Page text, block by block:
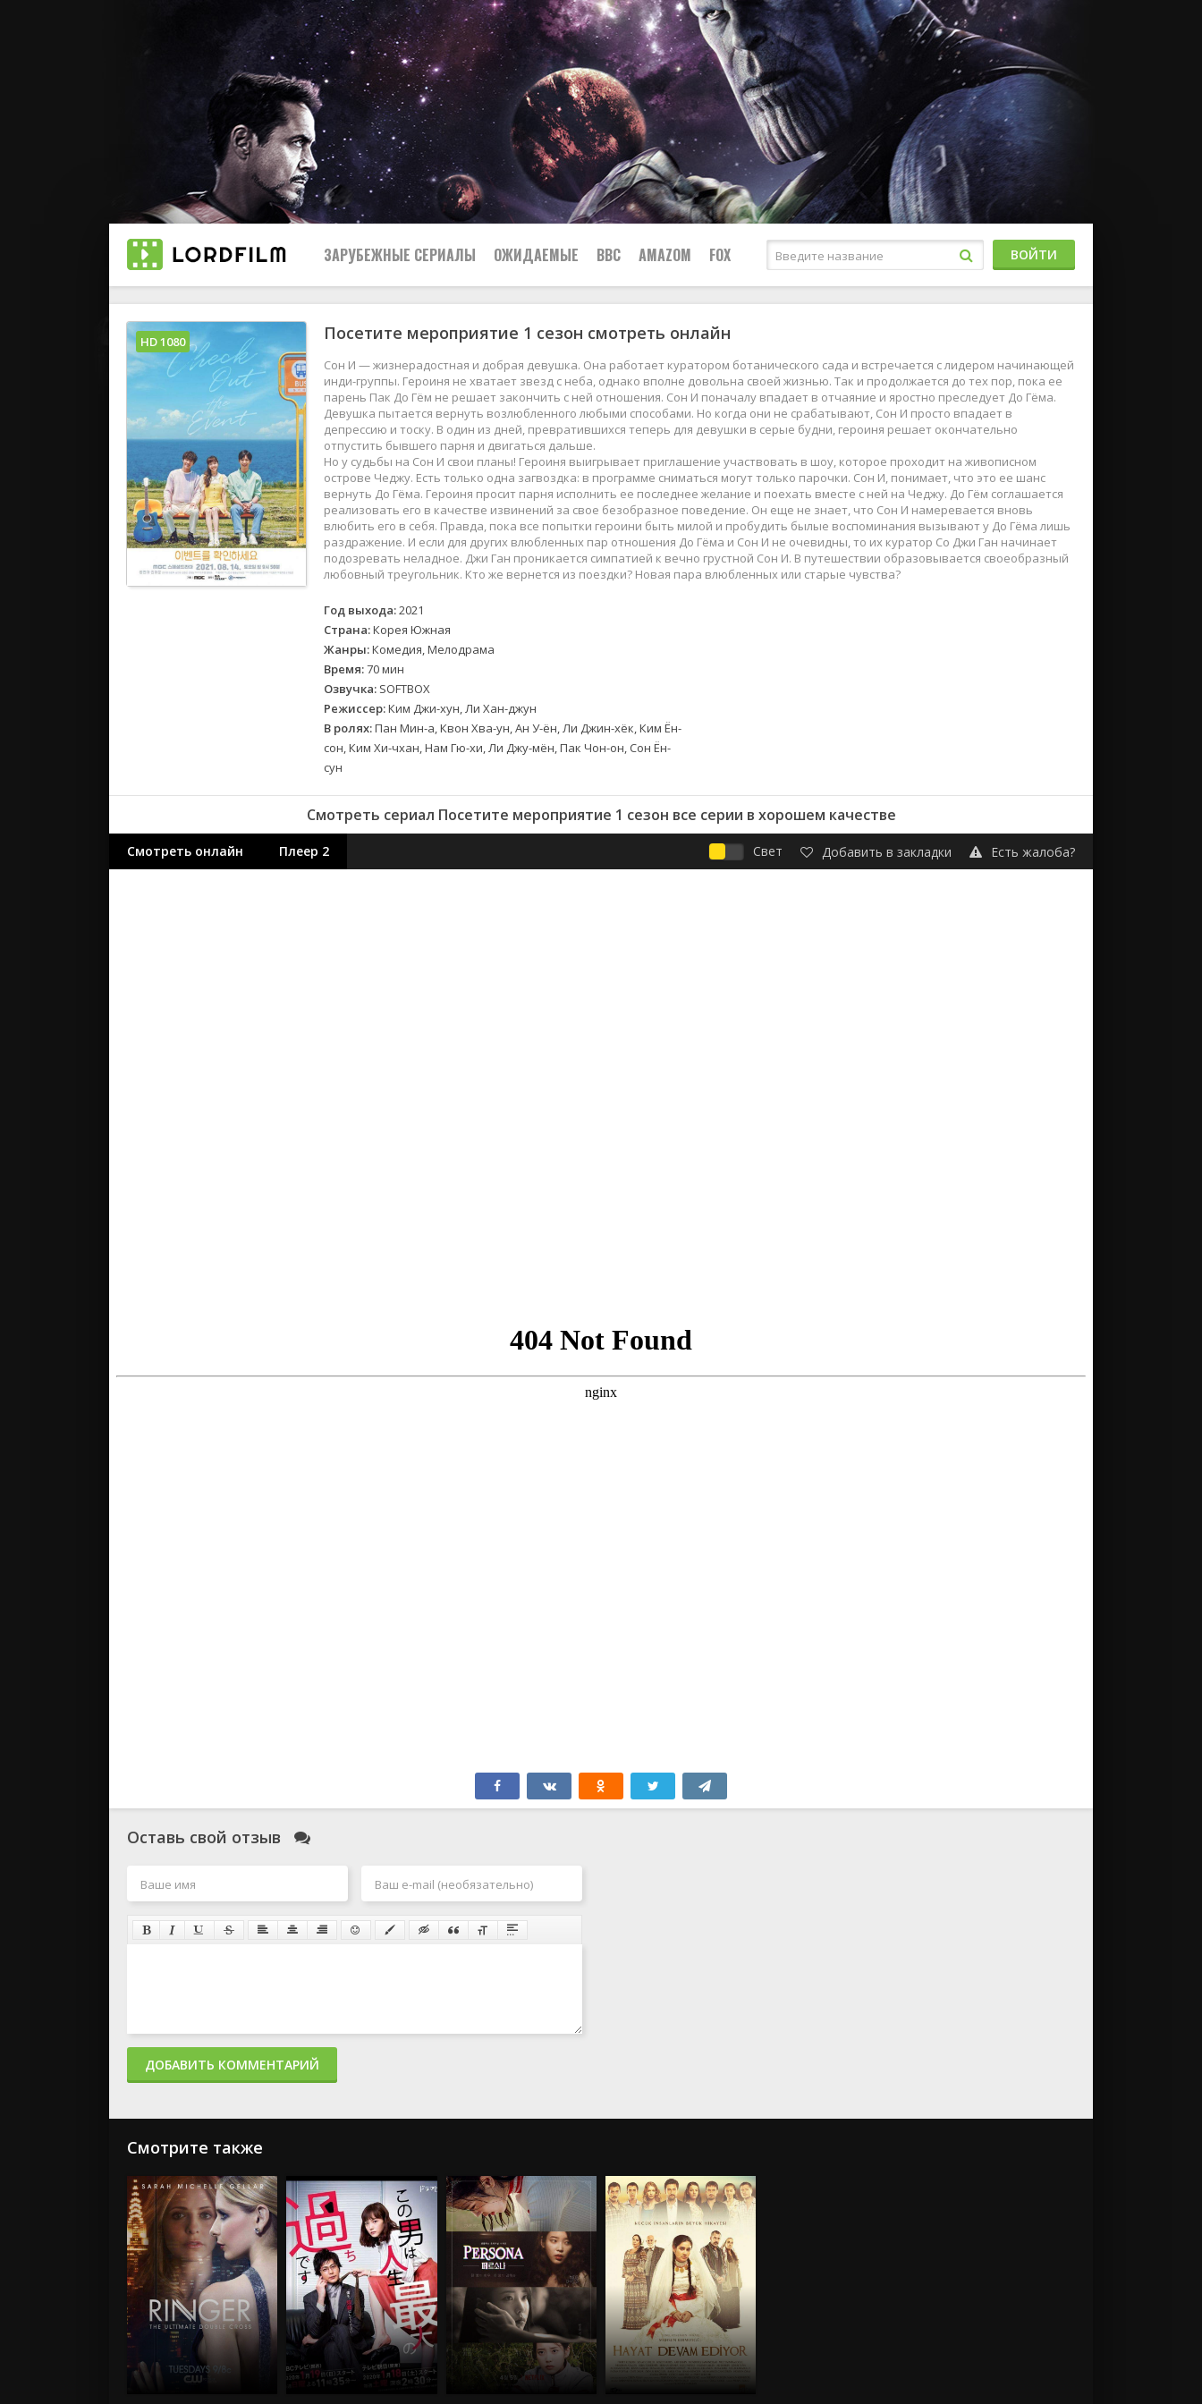
ЗАРУБЕЖНЫЕ СЕРИАЛЫ
Все
2019
2018
2017
Великобритания
Испания
Германия
Корея Южная
Канада
Франция
Боевики
Приключения
Детективы
Драмы
Исторические
Криминальные
Мелодрамы
Триллеры
Фантастика
Ужасы
Документальные
Военные
Семейные
Спортивные
Фэнтези
Netflix
HBO
Marvel
ОЖИДАЕМЫЕ BBC AMAZOM FOX ВОЙТИ
Посетите мероприятие 1 сезон смотреть онлайн
Сон И — жизнерадостная и добрая девушка. Она работает куратором ботанического сада и встречается с лидером начинающей
инди-группы. Героиня не хватает звезд с неба, однако вполне довольна своей жизнью. Так и продолжается до тех пор, пока ее
парень Пак До Гём не решает закончить с ней отношения. Сон И поначалу впадает в отчаяние и яростно преследует До Гёма.
Девушка пытается вернуть возлюбленного любыми способами. Но когда они не срабатывают, Сон И просто впадает в
депрессию и тоску. В один из дней, превратившихся теперь для девушки в серые будни, героиня решает окончательно
отпустить бывшего парня и двигаться дальше.
Но у судьбы на Сон И свои планы! Героиня выигрывает приглашение участвовать в шоу, которое проходит на живописном
острове Чеджу. Есть только одна загвоздка: в программе сниматься могут только парочки. Сон И, понимает, что это ее шанс
вернуть До Гёма. Героиня просит парня исполнить ее последнее желание и поехать вместе с ней на Чеджу. До Гём соглашается
реализовать его в качестве извинений за свое безобразное поведение. Он еще не знает, что Сон И намеревается вновь
влюбить его в себя. Правда, пока все попытки героини быть милой и пробудить былые воспоминания вызывают у До Гёма лишь
раздражение. И если для других влюбленных пар отношения До Гёма и Сон И не очевидны, то их куратор Со Джи Ган начинает
подозревать неладное. Джи Ган проникается симпатией к вечно грустной Сон И. В путешествии образовывается своеобразный
любовный треугольник. Кто же вернется из поездки? Новая пара влюбленных или старые чувства?
Год выхода:2021
Страна:Корея Южная
Жанры:Комедия, Мелодрама
Время:70 мин
Озвучка: SOFTBOX
Режиссер:Ким Джи-хун, Ли Хан-джун
В ролях:Пан Мин-а, Квон Хва-ун, Ан У-ён, Ли Джин-хёк, Ким Ён-
сон, Ким Хи-чхан, Нам Гю-хи, Ли Джу-мён, Пак Чон-он, Сон Ён-
сун
HD 1080
Смотреть сериал Посетите мероприятие 1 сезон все серии в хорошем качестве
Смотреть онлайн Плеер 2 Свет Добавить в закладки Есть жалоба?
Оставь свой отзыв
ДОБАВИТЬ КОММЕНТАРИЙ
Смотрите также